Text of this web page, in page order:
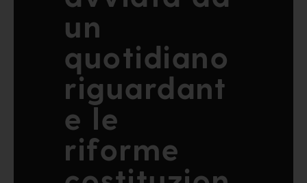
un
quotidiano
riguardant
e le
riforme